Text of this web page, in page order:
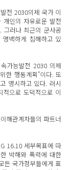
전 2030의제 국가 이
인의 자유로운 발전
러나 최근의 군사공
백하게 침해하고 있
가능발전 2030 의제
한 행동계획"이다. 또
명시하고 있다. 러시
으로 도덕적으로 이
해관계자들의 파트너
16.10 세부목표에 따
박해와 폭력에 대한
든 국가정부들에게 표